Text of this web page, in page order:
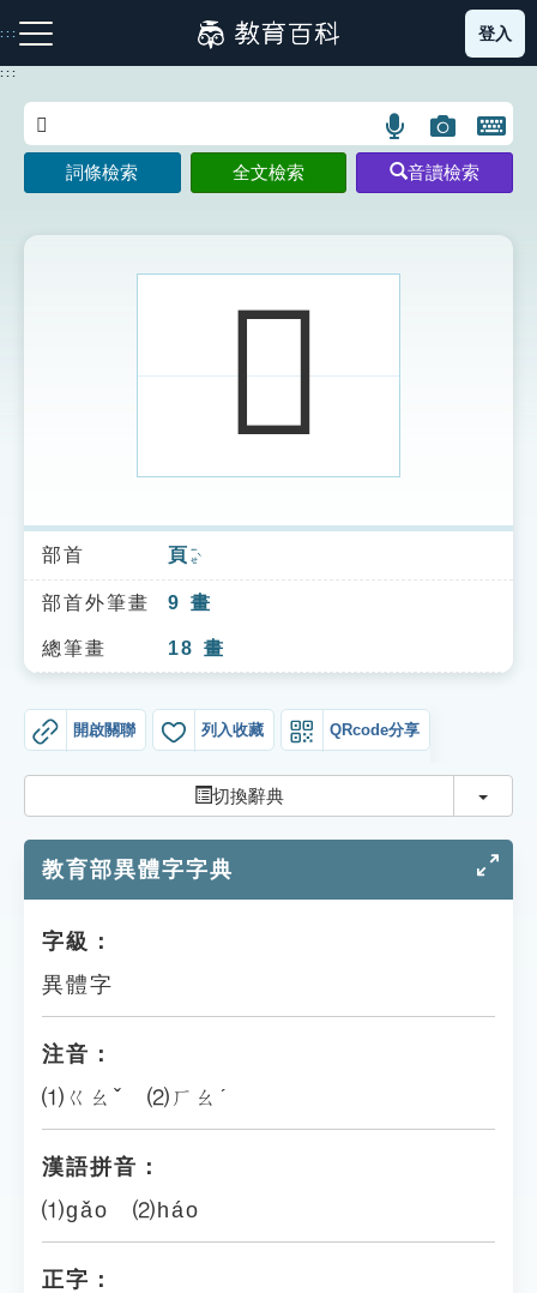
到
主
:::
注音索引圖示 筆畫索引圖示 部首索引表圖示
索引選單
知識索引
單字索引
貓頭鷹博士
登入
:::
語
言
搜
示
圖
片
搜
開
鍵
圖
詞條檢索 全文檢索 音讀檢索
𩔇
部首 頁 ㄧㄝˋ
部首外筆畫 9 畫
總筆畫 18 畫
開啟關聯 列入收藏 QRcode分享
切換辭典 切換
教育部異體字字典
字級：
異體字
注音：
⑴ㄍㄠˇ ⑵ㄏㄠˊ
漢語拼音：
⑴gǎo ⑵háo
正字：